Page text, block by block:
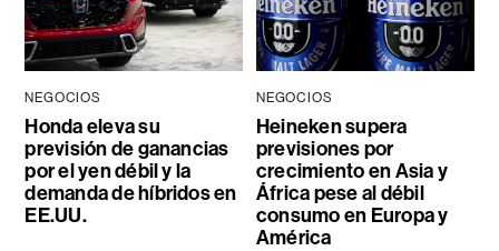
NEGOCIOS
Honda eleva su
previsión de ganancias
por el yen débil y la
demanda de híbridos en
EE.UU.
NEGOCIOS
Heineken supera
previsiones por
crecimiento en Asia y
África pese al débil
consumo en Europa y
América